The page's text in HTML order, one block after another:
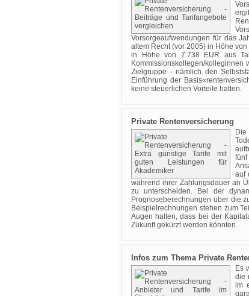
Vorsorgeaufwendungen für das
altem Recht (vor 2005) in Höhe
in Höhe von 7.738 EUR aus
Kommissionskollegen/kolleginnen
Zielgruppe - nämlich den
Einführung der
keine steuerlichen Vorteile hatten.
Private Rentenversicherung
auf
während ihrer Zahlungsdauer an
zu unterscheiden. Bei der
Prognoseberechnungen über die
Beispielrechnungen stehen zum
Augen halten, dass bei der
Zukunft gekürzt werden könnten.
Infos zum Thema Private
Es
die
im